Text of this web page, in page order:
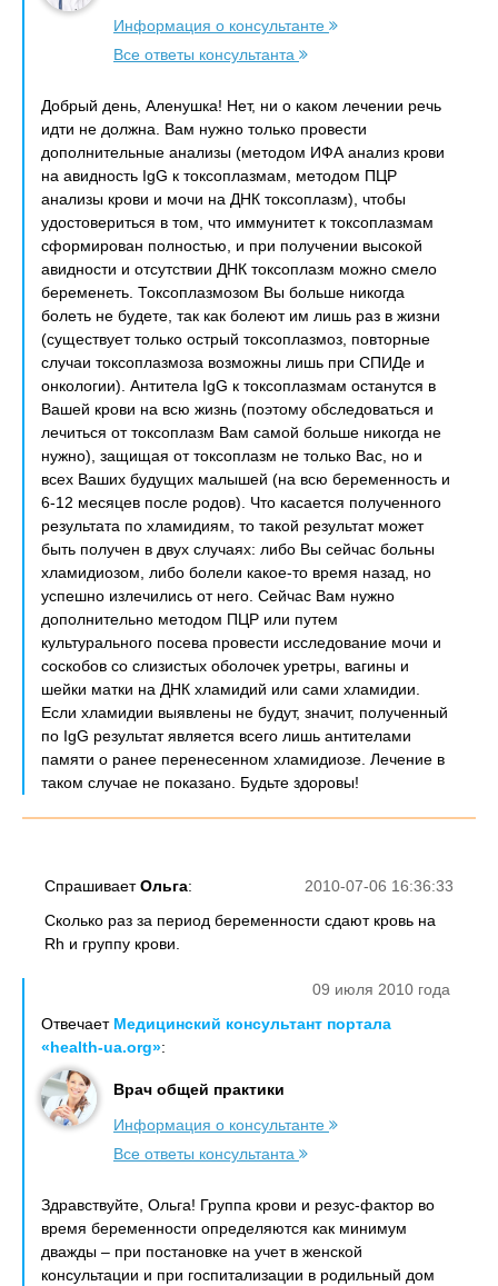
Информация о консультанте
Все ответы консультанта
Добрый день, Аленушка! Нет, ни о каком лечении речь
идти не должна. Вам нужно только провести
дополнительные анализы (методом ИФА анализ крови
на авидность IgG к токсоплазмам, методом ПЦР
анализы крови и мочи на ДНК токсоплазм), чтобы
удостовериться в том, что иммунитет к токсоплазмам
сформирован полностью, и при получении высокой
авидности и отсутствии ДНК токсоплазм можно смело
беременеть. Токсоплазмозом Вы больше никогда
болеть не будете, так как болеют им лишь раз в жизни
(существует только острый токсоплазмоз, повторные
случаи токсоплазмоза возможны лишь при СПИДе и
онкологии). Антитела IgG к токсоплазмам останутся в
Вашей крови на всю жизнь (поэтому обследоваться и
лечиться от токсоплазм Вам самой больше никогда не
нужно), защищая от токсоплазм не только Вас, но и
всех Ваших будущих малышей (на всю беременность и
6-12 месяцев после родов). Что касается полученного
результата по хламидиям, то такой результат может
быть получен в двух случаях: либо Вы сейчас больны
хламидиозом, либо болели какое-то время назад, но
успешно излечились от него. Сейчас Вам нужно
дополнительно методом ПЦР или путем
культурального посева провести исследование мочи и
соскобов со слизистых оболочек уретры, вагины и
шейки матки на ДНК хламидий или сами хламидии.
Если хламидии выявлены не будут, значит, полученный
по IgG результат является всего лишь антителами
памяти о ранее перенесенном хламидиозе. Лечение в
таком случае не показано. Будьте здоровы!
2010-07-06 16:36:33
СпрашиваетОльга:
Сколько раз за период беременности сдают кровь на
Rh и группу крови.
09 июля 2010 года
Отвечает Медицинский консультант портала
«health-ua.org»:
Врач общей практики
Информация о консультанте
Все ответы консультанта
Здравствуйте, Ольга! Группа крови и резус-фактор во
время беременности определяются как минимум
дважды – при постановке на учет в женской
консультации и при госпитализации в родильный дом